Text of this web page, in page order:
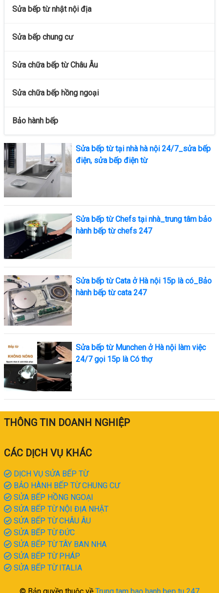
Sửa bếp từ nhật nội địa
Sửa bếp chung cư
Sửa chữa bếp từ Châu Âu
Sửa chữa bếp hồng ngoại
Bảo hành bếp
Sửa bếp từ tại nhà hà nội 24/7_sửa bếp
điện, sửa bếp điện từ
Sửa bếp từ Chefs tại nhà_trung tâm bảo
hành bếp từ chefs 247
Sửa bếp từ Cata ở Hà nội 15p là có_Bảo
hành bếp từ cata 247
Sửa bếp từ Munchen ở Hà nội làm việc
24/7 gọi 15p là Có thợ
THÔNG TIN DOANH NGHIỆP
CÁC DỊCH VỤ KHÁC
DỊCH VỤ SỬA BẾP TỪ
BẢO HÀNH BẾP TỪ CHUNG CƯ
SỬA BẾP HỒNG NGOẠI
SỬA BẾP TỪ NỘI ĐỊA NHẬT
SỬA BẾP TỪ CHÂU ÂU
SỬA BẾP TỪ ĐỨC
SỬA BẾP TỪ TÂY BAN NHA
SỬA BẾP TỪ PHÁP
SỬA BẾP TỪ ITALIA
© Bản quyền thuộc về Trung tam bao hanh bep tu 247